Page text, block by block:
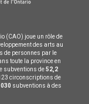
(CAO) joue un rôle de
des arts au
de personnes par le
toute la province en
subventions de52,2
circonscriptions de
030 subventions à des